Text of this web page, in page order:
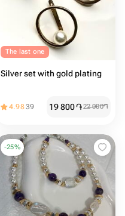
The last one
Silver set with gold plating
4.9839 19 800֏22 000֏
-25%